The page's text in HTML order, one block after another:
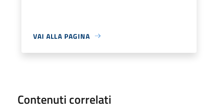
VAI ALLA PAGINA
Contenuti correlati